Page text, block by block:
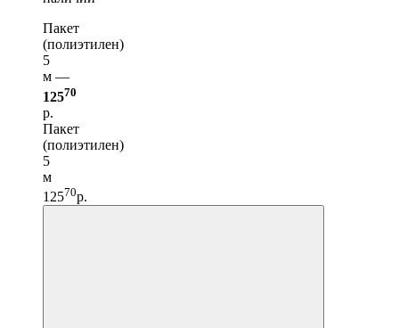
Пакет
(полиэтилен)
5
м —
12570
р.
Пакет
(полиэтилен)
5
м
12570р.